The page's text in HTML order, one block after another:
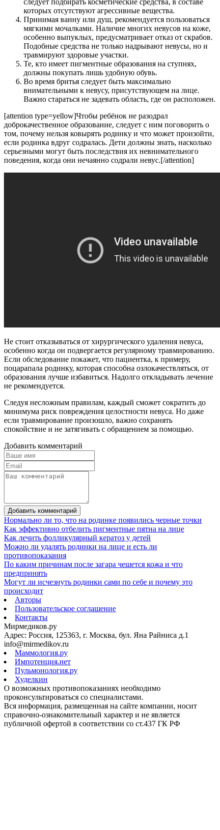
следует подбирать косметические средства, в составе
которых отсутствуют агрессивные вещества.
Принимая ванну или душ, рекомендуется пользоваться
мягкими мочалками. Наличие многих невусов на коже,
особенно выпуклых, предусматривает отказ от скрабов.
Подобные средства не только надрывают невусы, но и
травмируют здоровые участки.
Те, кто имеет пигментные образования на ступнях,
должны покупать лишь удобную обувь.
Во время бритья следует быть максимально
внимательными к невусу, присутствующем на лице.
Важно стараться не задевать область, где он расположен.
[attention type=yellow]Чтобы ребёнок не разодрал
доброкачественное образование, следует с ним поговорить о
том, почему нельзя ковырять родинку и что может произойти,
если родинка вдруг содралась. Дети должны знать, насколько
серьезными могут быть последствия их невнимательного
поведения, когда они нечаянно содрали невус.[/attention]
Не стоит отказываться от хирургического удаления невуса,
особенно когда он подвергается регулярному травмированию.
Если обследование покажет, что пациентка, к примеру,
поцарапала родинку, которая способна озлокачествляться, от
образования лучше избавиться. Надолго откладывать лечение
не рекомендуется.
Следуя несложным правилам, каждый сможет сократить до
минимума риск повреждения целостности невуса. Но даже
если травмирование произошло, важно сохранять
спокойствие и не затягивать с обращением за помощью.
Добавить комментарий
Добавить комментарий
Нормально ли то, что на родинке появились черные точки
Как эффективно отбелить пигментные пятна на лице
Как лечить фолликулярный кератоз у детей
Можно ли удалять родинки на лице и есть ли
противопоказания
По каким причинам после загара чешется кожа и что
предпринять
Могут ли исчезнуть родинки сами по себе и почему это
происходит
Авторы
Пользовательское соглашение
Контакты
Мирмедиков.ру
Адрес: Россия, 125363, г. Москва, бул. Яна Райниса д.1
info@mirmedikov.ru
Маммология.ру
Импотенция.нет
Пульмонология.ру
Худелкин
О возможных противопоказаниях необходимо
проконсультироваться со специалистами.
Вся информация, размещенная на сайте компании, носит
справочно-ознакомительный характер и не является
публичной офертой в соответствии со ст.437 ГК РФ